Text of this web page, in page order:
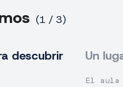
descubrir
Un
El aula